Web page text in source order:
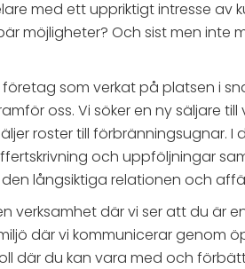
med ett uppriktigt intresse
möjligheter? Och sist men
företag som verkat på platsen i
oss. Vi söker en ny säljare
roster till förbränningsugnar.
och uppföljningar
långsiktiga relationen och
verksamhet där vi ser att du är
där vi kommunicerar genom
där du kan vara med och